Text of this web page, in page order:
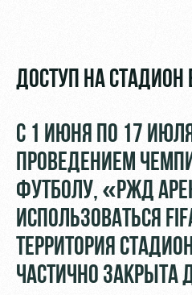
МГН
РЖД
Арена
Организация
мероприятий
Аренда
Локо
Старт
Локо-Лето
Академия
для
карта
ДОСТУП НА
С 1 ИЮНЯ ПО 17
ПРОВЕДЕНИЕМ
ФУТБОЛУ, «РЖД
ИСПОЛЬЗОВАТЬСЯ
ТЕРРИТОРИЯ
ЧАСТИЧНО ЗАКРЫТА